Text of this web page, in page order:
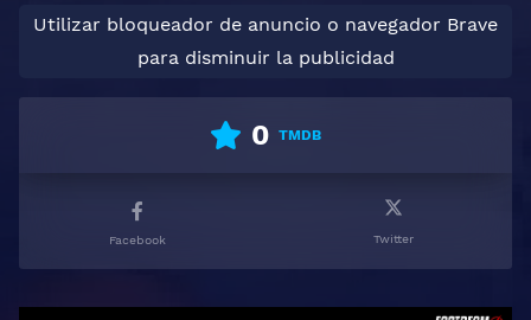
Utilizar bloqueador de anuncio o navegador Brave
para disminuir la publicidad
0 TMDB
Facebook Twitter